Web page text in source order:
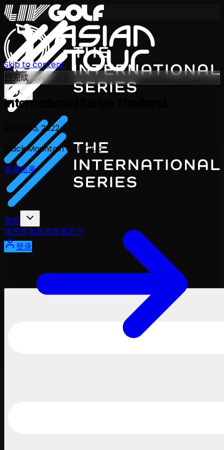
International Series 2026
ZH
赛程
球员排名新闻观看关于
登录
Skip to content
已完成
International Series Thailand
MAR 3-6, 2022
Black Mountain Golf Club
查看结果